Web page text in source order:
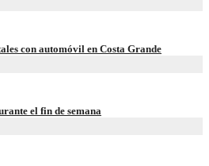
con automóvil en Costa Grande
el fin de semana